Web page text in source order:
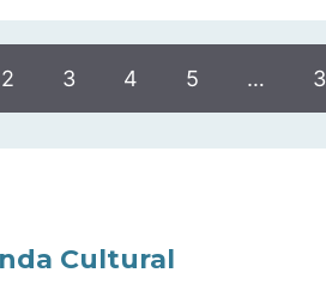
2 3 4 5 …
Cultural